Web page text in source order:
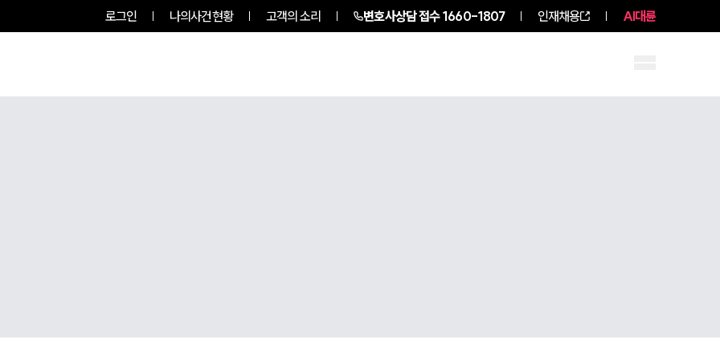
로그인 나의사건현황 고객의 소리 변호사상담 접수1660-1807 인재채용 AI대륜